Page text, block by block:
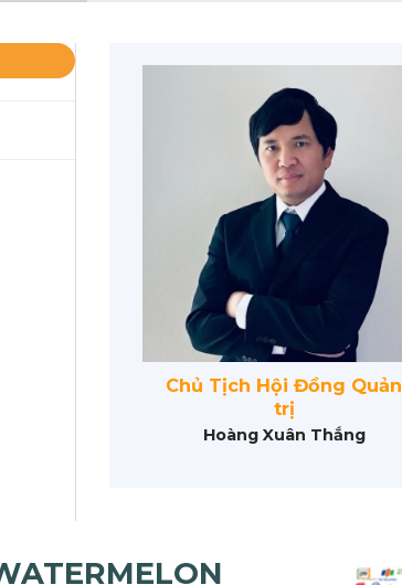
Chủ Tịch Hội Đồng Quản
trị
Hoàng Xuân Thắng